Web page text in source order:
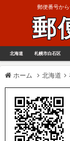
郵便番号か
郵
北海道 札幌市白石区
ホーム 北海道